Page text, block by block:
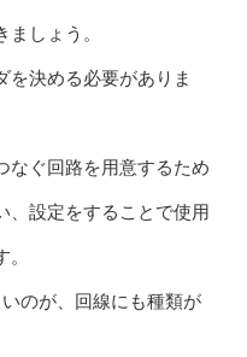
しょう。
を決める必要がありま
なぐ回路を用意するため
、設定をすることで使用
のが、回線にも種類が